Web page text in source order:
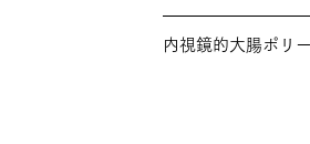
内視鏡的大腸ポリ